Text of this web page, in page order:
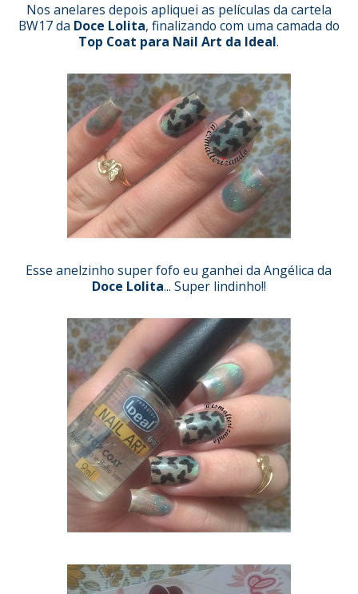
Nos anelares depois apliquei as películas da cartela
BW17da Doce Lolita, finalizando com uma camada do
Top Coat para Nail Art da Ideal.
Esse anelzinho super fofo eu ganhei da Angélica da
Doce Lolita... Super lindinho!!